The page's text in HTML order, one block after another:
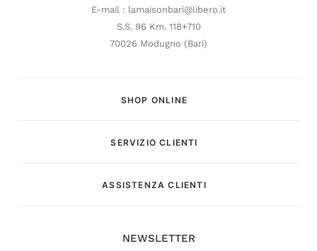
E-mail : lamaisonbari@libero.it
S.S. 96 Km. 118+710
70026 Modugno (Bari)
SHOP ONLINE
SERVIZIO CLIENTI
ASSISTENZA CLIENTI
NEWSLETTER
Customer Service